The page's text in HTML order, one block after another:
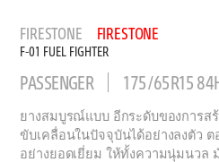
FIRESTONE FIRESTONE
F-01 FUEL FIGHTER
PASSENGER 175/65R15
ยางสมบูรณ์แบบ อีกระดับของการส
ขับเคลื่อนในปัจจุบันได้อย่างลงตัว
อย่างยอดเยี่ยม ให้ทั้งความนุ่มนวล